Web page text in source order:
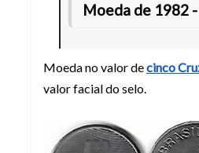
Moeda de 1982
Moeda no valor decinco
valor facial do selo.